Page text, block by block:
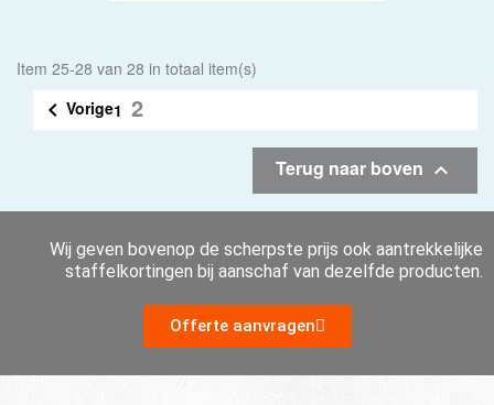
Item 25-28 van 28 in totaal item(s)
 Vorige1 2
Terug naar boven 
Wij geven bovenop de scherpste prijs ook aantrekkelijke
staffelkortingen bij aanschaf van dezelfde producten.
Offerte aanvragen